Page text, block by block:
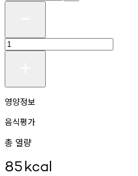
영양정보
음식평가
총 열량
85kcal